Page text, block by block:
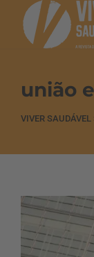
união
VIVER SAUDÁVEL